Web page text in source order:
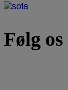
Følg